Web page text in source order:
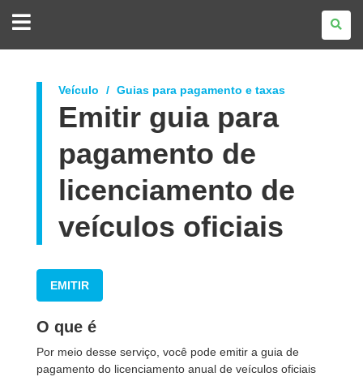
DO
Veículo Guias para pagamento e taxas
Emitir guia para
pagamento de
licenciamento de
veículos oficiais
EMITIR
O que é
Por meio desse serviço, você pode emitir a guia de
pagamento do licenciamento anual de veículos oficiais